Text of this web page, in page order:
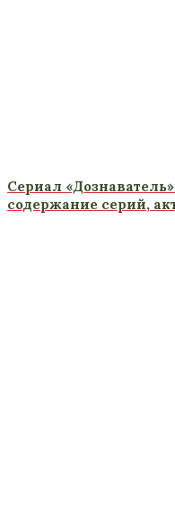
Сериал
содержание серий,